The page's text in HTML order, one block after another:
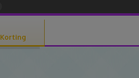
Korting